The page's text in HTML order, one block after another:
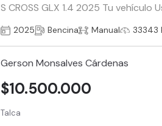
S CROSS GLX 1.4 2025 Tu
2025 Bencina Manual 33343
Gerson Monsalves Cárdenas
Talca
$10.500.000